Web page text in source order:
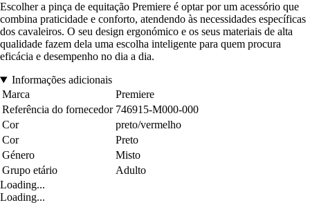
Escolher a pinça de equitação Premiere é optar por um acessório que
combina praticidade e conforto, atendendo às necessidades específicas
dos cavaleiros. O seu design ergonómico e os seus materiais de alta
qualidade fazem dela uma escolha inteligente para quem procura
eficácia e desempenho no dia a dia.
Informações adicionais
Marca
Premiere
Referência do fornecedor 746915-M000-000
Cor
preto/vermelho
Cor
Preto
Género
Misto
Grupo etário
Adulto
Loading...
Loading...